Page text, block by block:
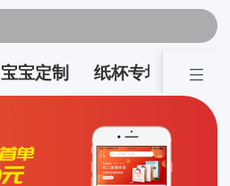
宝宝定制 纸杯专场 营销